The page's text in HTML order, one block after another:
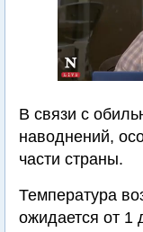
В связи с
наводнений,
части страны.
Температура
ожидается от 1